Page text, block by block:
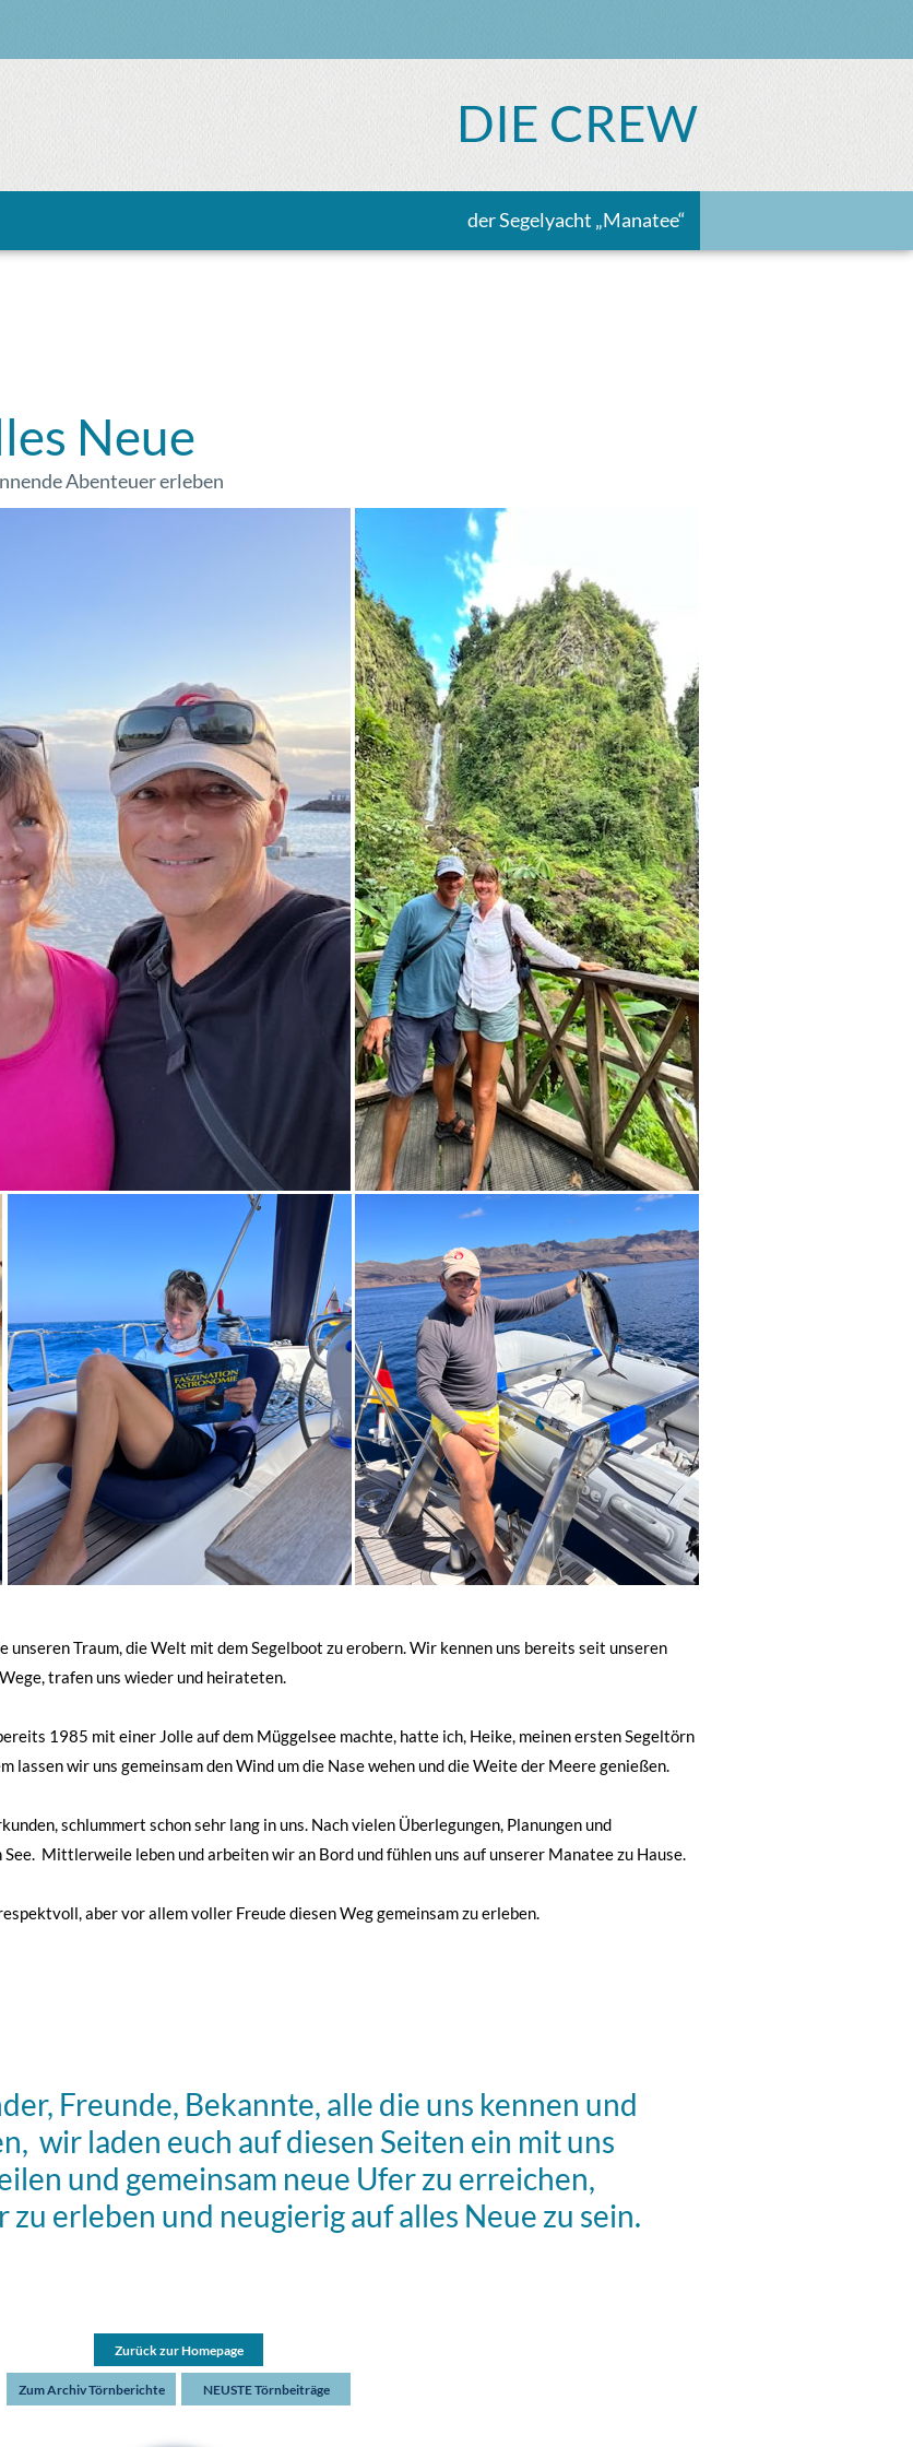
DIE CREW
der Segelyacht „Manatee“
Neue
Abenteuer erleben
unseren Traum, die Welt mit dem Segelboot zu erobern. Wir kennen uns bereits seit unseren
trafen uns wieder und heirateten.
1985 mit einer Jolle auf dem Müggelsee machte, hatte ich, Heike, meinen ersten Segeltörn
lassen wir uns gemeinsam den Wind um die Nase wehen und die Weite der Meere genießen.
schlummert schon sehr lang in uns. Nach vielen Überlegungen, Planungen und
Mittlerweile leben und arbeiten wir an Bord und fühlen uns auf unserer Manatee zu Hause.
aber vor allem voller Freude diesen Weg gemeinsam zu erleben.
Freunde, Bekannte, alle die uns kennen und
wir laden euch auf diesen Seiten ein mit uns
und gemeinsam neue Ufer zu erreichen,
erleben und neugierig auf alles Neue zu sein.
Zurück zur Homepage
Zum Archiv Törnberichte NEUSTE Törnbeiträge